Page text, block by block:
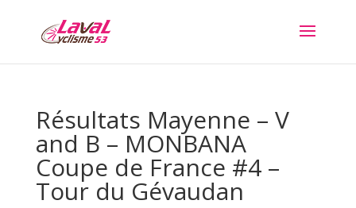
Résultats Mayenne – V
and B – MONBANA
Coupe de France #4 –
Tour du Gévaudan